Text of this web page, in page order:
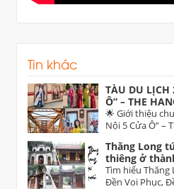
Tin khác
TÀU DU LỊCH
Ô” – THE
di sản độc
Nội – Từ Sơn
🌟 Giới thiệu
Nội 5 Cửa Ô” –
Thăng Long
thiêng ở
Tìm hiểu Thăng
Đền Voi Phục,